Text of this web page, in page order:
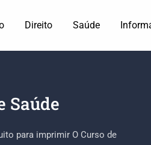
Direito Saúde
Saúde
para imprimir O Curso de